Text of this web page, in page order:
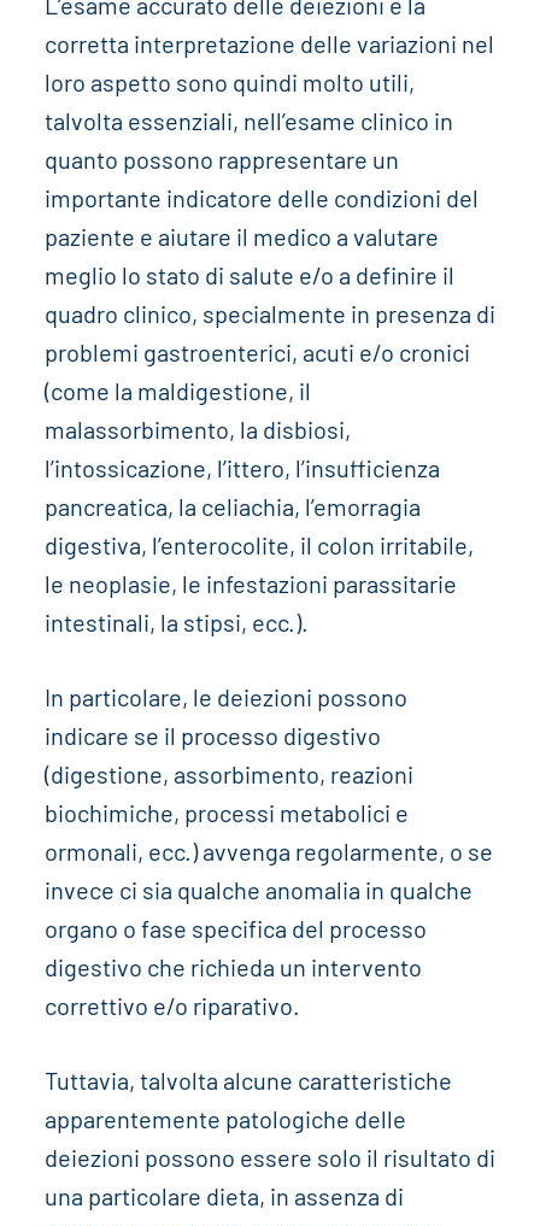
corretta interpretazione delle variazioni nel
loro aspetto sono quindi molto utili,
talvolta essenziali, nell’esame clinico in
quanto possono rappresentare un
importante indicatore delle condizioni del
paziente e aiutare il medico a valutare
meglio lo stato di salute e/o a definire il
quadro clinico, specialmente in presenza di
problemi gastroenterici, acuti e/o cronici
(come la maldigestione, il
malassorbimento, la disbiosi,
l’intossicazione, l’ittero, l’insufficienza
pancreatica, la celiachia, l’emorragia
digestiva, l’enterocolite, il colon irritabile,
le neoplasie, le infestazioni parassitarie
intestinali, la stipsi, ecc.).
In particolare, le deiezioni possono
indicare se il processo digestivo
(digestione, assorbimento, reazioni
biochimiche, processi metabolici e
ormonali, ecc.) avvenga regolarmente, o se
invece ci sia qualche anomalia in qualche
organo o fase specifica del processo
digestivo che richieda un intervento
correttivo e/o riparativo.
Tuttavia, talvolta alcune caratteristiche
apparentemente patologiche delle
deiezioni possono essere solo il risultato di
una particolare dieta, in assenza di